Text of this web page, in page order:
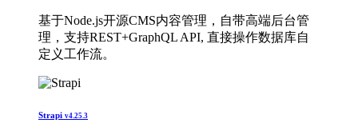
基于Node.js开源CMS内容管理，自带高端后台管
理，支持REST+GraphQL API, 直接操作数据库自
定义工作流。
Strapi v4.25.3